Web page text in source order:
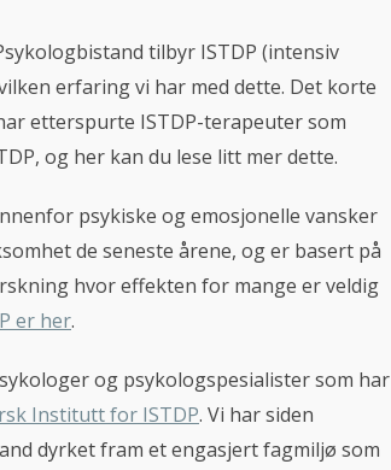
tilbyr ISTDP (intensiv
erfaring vi har med dette. Det korte
etterspurte ISTDP-terapeuter som
og her kan du lese litt mer dette.
psykiske og emosjonelle vansker
de seneste årene, og er basert på
hvor effekten for mange er veldig
er her.
og psykologspesialister som har
Institutt for ISTDP. Vi har siden
dyrket fram et engasjert fagmiljø som